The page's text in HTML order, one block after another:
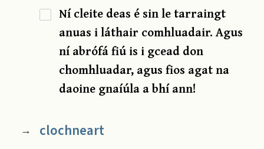
Ní cleite deas é sin le tarraingt
anuas i láthair comhluadair. Agus
ní abrófá fiú is i gcead don
chomhluadar, agus fios agat na
daoine gnaíúla a bhí ann!
→ clochneart